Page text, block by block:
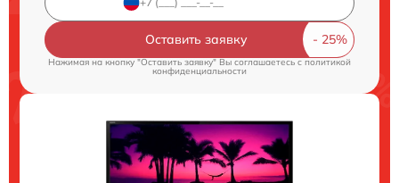
Оставить заявку
Нажимая на кнопку "Оставить заявку" Вы соглашаетесь cполитикой
конфиденциальности